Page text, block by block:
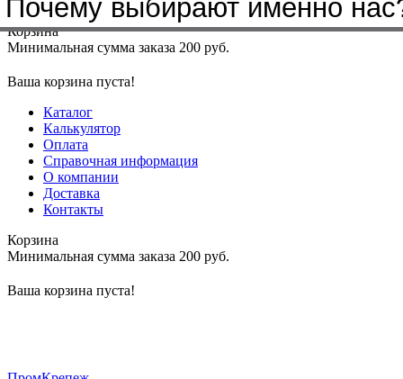
Меню+7(4912)50-37-50sbit@krep62.ru
Корзина
Минимальная сумма заказа 200 руб.
Ваша корзина пуста!
Каталог
Калькулятор
Оплата
Справочная информация
О компании
Доставка
Контакты
Корзина
Минимальная сумма заказа 200 руб.
Ваша корзина пуста!
Почему выбирают именно